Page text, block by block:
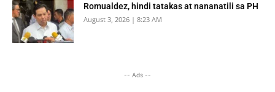
Romualdez, hindi tatakas at nananatili sa PH
August 3, 2026 | 8:23 AM
-- Ads --